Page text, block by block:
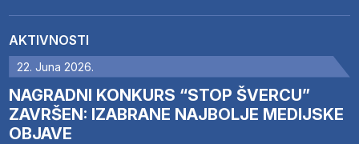
AKTIVNOSTI
22. Juna 2026.
NAGRADNI KONKURS “STOP ŠVERCU”
ZAVRŠEN: IZABRANE NAJBOLJE MEDIJSKE
OBJAVE